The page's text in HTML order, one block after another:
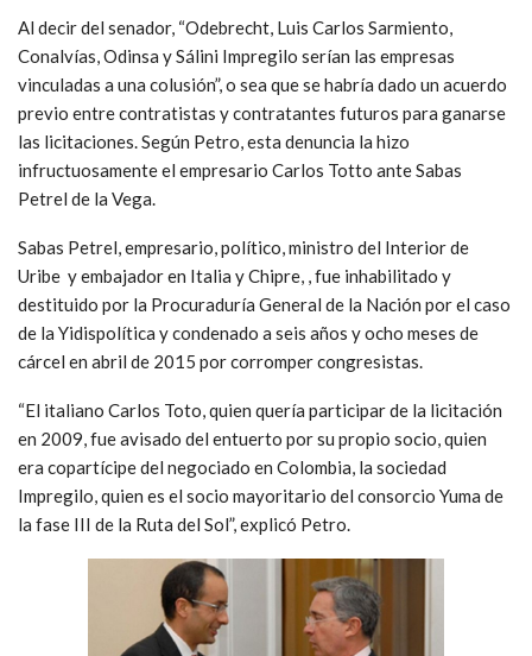
Al decir del senador, “Odebrecht, Luis Carlos Sarmiento,
Conalvías, Odinsa y Sálini Impregilo serían las empresas
vinculadas a una colusión”, o sea que se habría dado un acuerdo
previo entre contratistas y contratantes futuros para ganarse
las licitaciones. Según Petro, esta denuncia la hizo
infructuosamente el empresario Carlos Totto ante Sabas
Petrel de la Vega.
Sabas Petrel, empresario, político, ministro del Interior de
Uribe y embajador en Italia y Chipre, , fue inhabilitado y
destituido por la Procuraduría General de la Nación por el caso
de la Yidispolítica y condenado a seis años y ocho meses de
cárcel en abril de 2015 por corromper congresistas.
“El italiano Carlos Toto, quien quería participar de la licitación
en 2009, fue avisado del entuerto por su propio socio, quien
era copartícipe del negociado en Colombia, la sociedad
Impregilo, quien es el socio mayoritario del consorcio Yuma de
la fase III de la Ruta del Sol”, explicó Petro.